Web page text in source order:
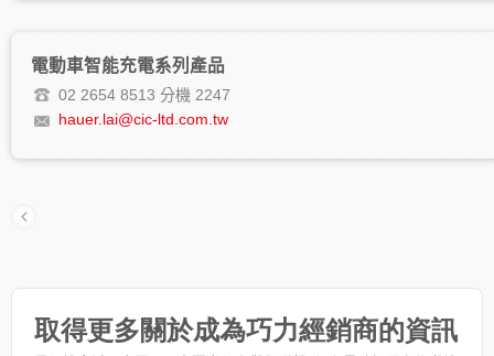
電動車智能充電系列產品
02 2654 8513 分機 2247
hauer.lai@cic-ltd.com.tw